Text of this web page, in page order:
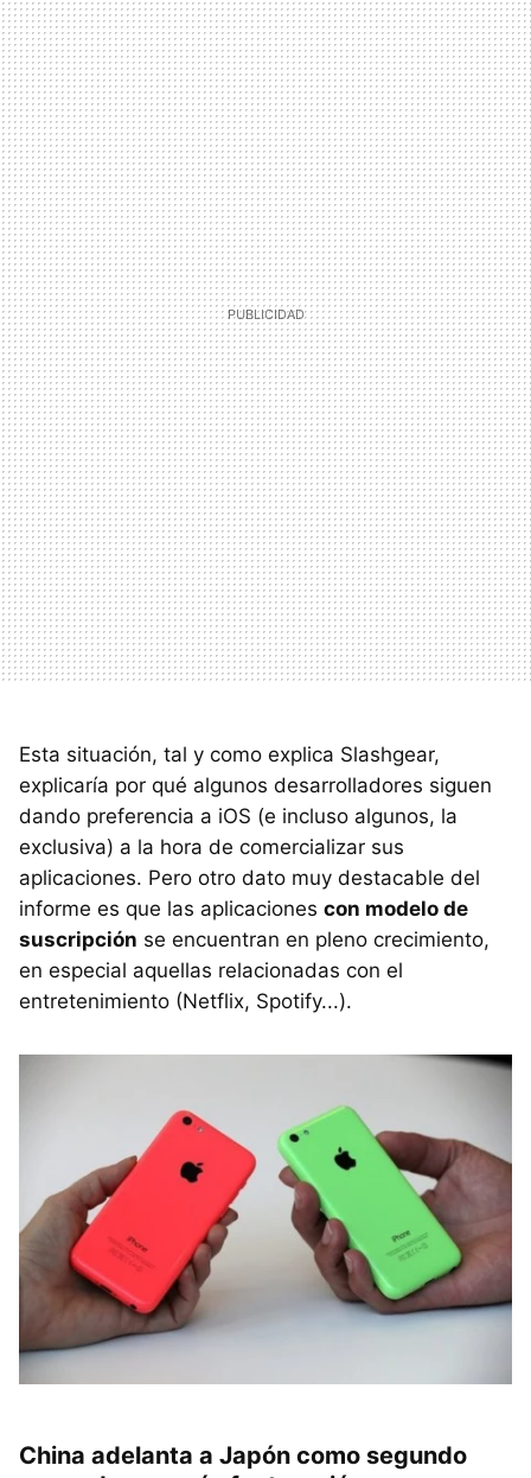
Esta situación, tal y como explica Slashgear,
explicaría por qué algunos desarrolladores siguen
dando preferencia a iOS (e incluso algunos, la
exclusiva) a la hora de comercializar sus
aplicaciones. Pero otro dato muy destacable del
informe es que las aplicaciones con modelo de
suscripción se encuentran en pleno crecimiento,
en especial aquellas relacionadas con el
entretenimiento (Netflix, Spotify...).
China adelanta a Japón como segundo